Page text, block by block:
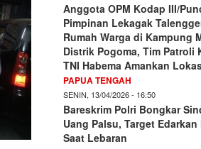
Anggota OPM Kodap III/
Pimpinan Lekagak
Rumah Warga di Kampung
Distrik Pogoma, Tim Patroli
TNI Habema Amankan
PAPUA TENGAH
SENIN, 13/04/2026 - 16:50
Bareskrim Polri Bongkar
Uang Palsu, Target Edarkan
Saat Lebaran